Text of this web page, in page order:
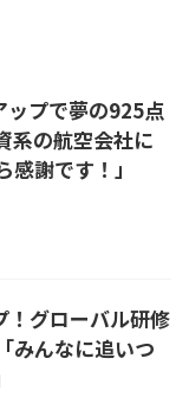
ップで夢の925点
系の航空会社に
謝です！」
！グローバル研修
みんなに追いつ